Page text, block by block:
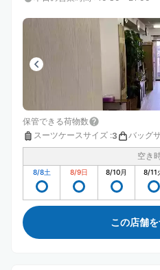
保管できる荷物数
スーツケースサイズ :3 バッグ
空き
8/8土 8/9日 8/10月 8/11
この店舗